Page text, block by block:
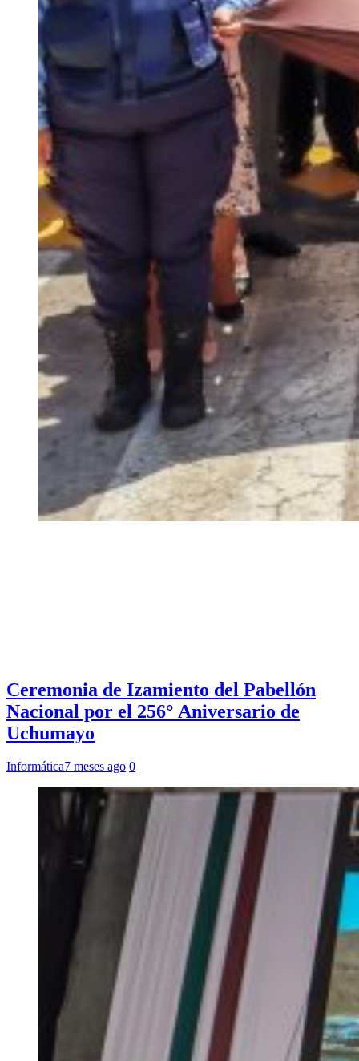
Ceremonia de Izamiento del Pabellón
Nacional por el 256° Aniversario de
Uchumayo
Informática7 meses ago 0